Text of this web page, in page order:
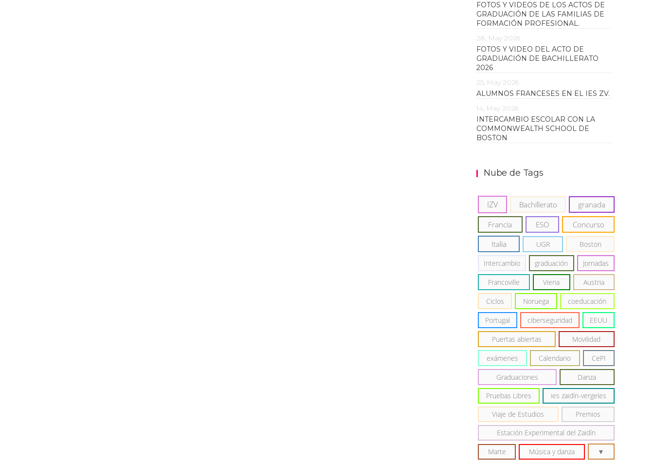
FOTOS Y VIDEOS DE LOS ACTOS DE
GRADUACIÓN DE LAS FAMILIAS DE
FORMACIÓN PROFESIONAL.
28, May 2026
FOTOS Y VIDEO DEL ACTO DE
GRADUACIÓN DE BACHILLERATO
2026
25, May 2026
ALUMNOS FRANCESES EN EL IES ZV.
14, May 2026
INTERCAMBIO ESCOLAR CON LA
COMMONWEALTH SCHOOL DE
BOSTON
Nube de Tags
IZV Bachillerato granada
Francia ESO
Concurso
Italia
UGR Boston
Intercambio graduación Jornadas
Francoville Viena Austria
Ciclos Noruega coeducación
Portugal ciberseguridad EEUU
Puertas abiertas Movilidad
exámenes Calendario CePI
Graduaciones Danza
Pruebas Libres ies zaidín-vergeles
Viaje de Estudios Premios
Estación Experimental del Zaidín
Marte Música y danza